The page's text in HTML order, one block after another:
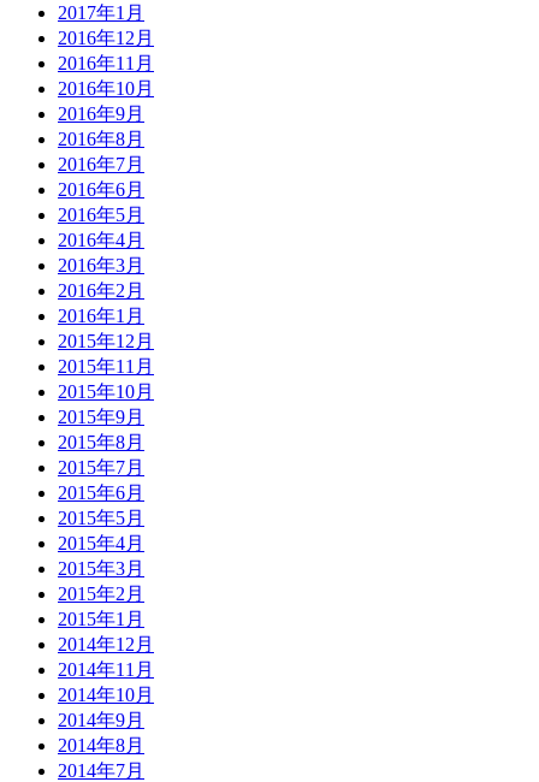
2017年1月
2016年12月
2016年11月
2016年10月
2016年9月
2016年8月
2016年7月
2016年6月
2016年5月
2016年4月
2016年3月
2016年2月
2016年1月
2015年12月
2015年11月
2015年10月
2015年9月
2015年8月
2015年7月
2015年6月
2015年5月
2015年4月
2015年3月
2015年2月
2015年1月
2014年12月
2014年11月
2014年10月
2014年9月
2014年8月
2014年7月